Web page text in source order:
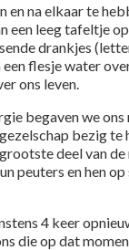
en na elkaar te
een leeg tafeltje
drankjes
flesje water
ons leven.
begaven we ons
bezig te
deel van
peuters en hen
4 keer
die op dat